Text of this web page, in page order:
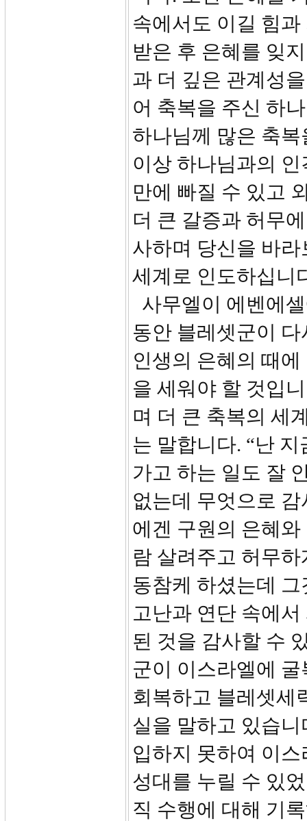
속에서도 이길 힘
받은 후 은혜를 잊
과 더 깊은 관계성
어 축복을 주신 하
하나님께 많은 축
이상 하나님과의
만에 빠질 수 있고
더 큰 갈증과 허무
사하며 당신을 바
세계로 인도하십니
사무엘이 에벤에
동안 블레셋군이
인생의 은혜의 때
을 세워야 할 것입
며 더 큰 축복의 세
는 말합니다. “난
가고 하는 일도 잘
없는데 무엇으로
에겐 구원의 은혜
람 살려주고 허무
동참케 하셨는데
고난과 연단 속에
된 것을 감사할 수
군이 이스라엘에
회복하고 블레셋세
실을 말하고 있습
입하지 못하여 이
성대를 누릴 수 있
직 수행에 대해 기